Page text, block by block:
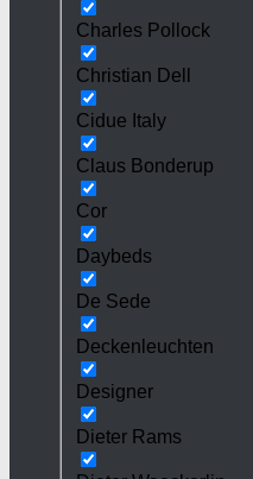
Charles Pollock
Christian Dell
Cidue Italy
Claus Bonderup
Cor
Daybeds
De Sede
Deckenleuchten
Designer
Dieter Rams